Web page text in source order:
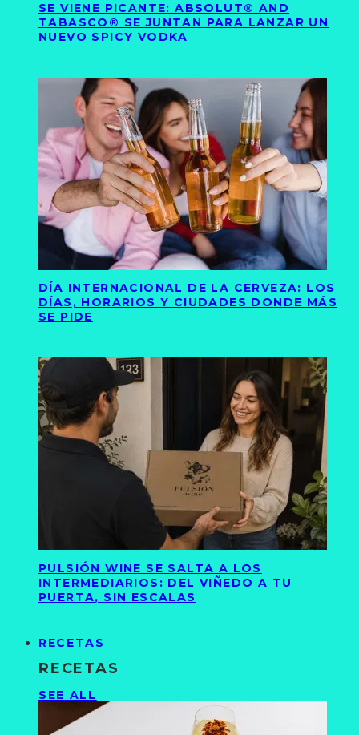
SE VIENE PICANTE: ABSOLUT® AND
TABASCO® SE JUNTAN PARA LANZAR UN
NUEVO SPICY VODKA
DÍA INTERNACIONAL DE LA CERVEZA: LOS
DÍAS, HORARIOS Y CIUDADES DONDE MÁS
SE PIDE
PULSIÓN WINE SE SALTA A LOS
INTERMEDIARIOS: DEL VIÑEDO A TU
PUERTA, SIN ESCALAS
RECETAS
RECETAS
SEE ALL